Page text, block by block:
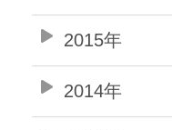
2015年
2014年